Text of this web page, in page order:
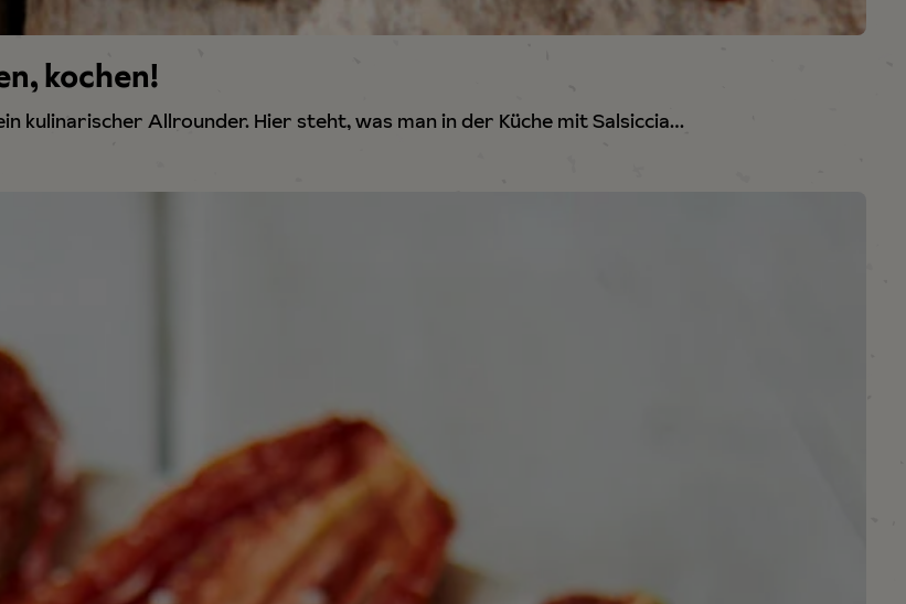
kochen!
kulinarischer Allrounder. Hier steht, was man in der Küche mit Salsiccia…